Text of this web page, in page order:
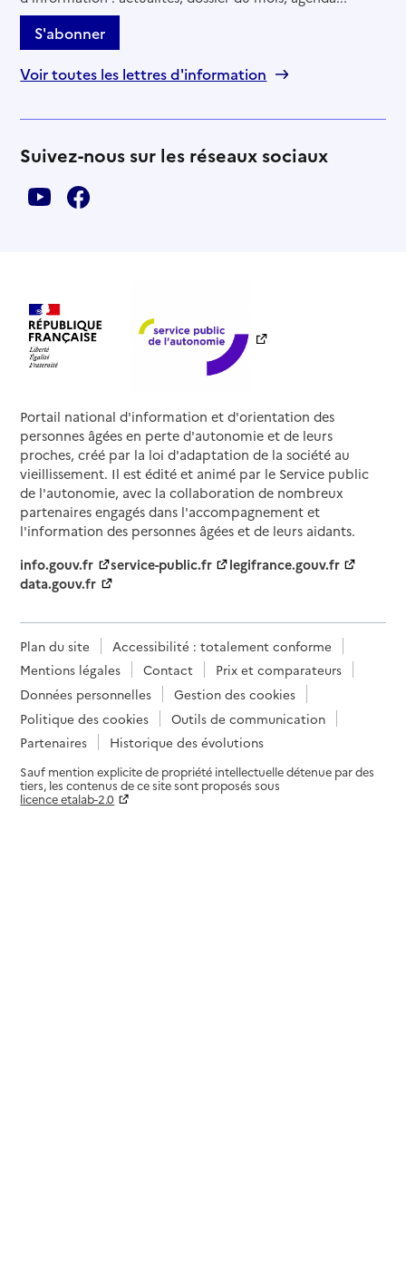
S'abonner
Voir toutes les lettres d'information
Suivez-nous sur les réseaux sociaux
Portail national d'information et d'orientation des
personnes âgées en perte d'autonomie et de leurs
proches, créé par la loi d'adaptation de la société au
vieillissement. Il est édité et animé par le Service public
de l'autonomie, avec la collaboration de nombreux
partenaires engagés dans l'accompagnement et
l'information des personnes âgées et de leurs aidants.
info.gouv.fr
service-public.fr
legifrance.gouv.fr
data.gouv.fr
Plan du site
Accessibilité : totalement conforme
Mentions légales
Contact
Prix et comparateurs
Données personnelles
Gestion des cookies
Politique des cookies
Outils de communication
Partenaires
Historique des évolutions
Sauf mention explicite de propriété intellectuelle détenue par des
tiers, les contenus de ce site sont proposés sous
licence etalab-2.0